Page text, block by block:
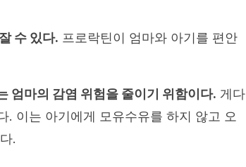
수 있다. 프로락틴이 엄마와 아기를 편안
엄마의 감염 위험을 줄이기 위함이다. 게다
. 이는 아기에게 모유수유를 하지 않고 오
.